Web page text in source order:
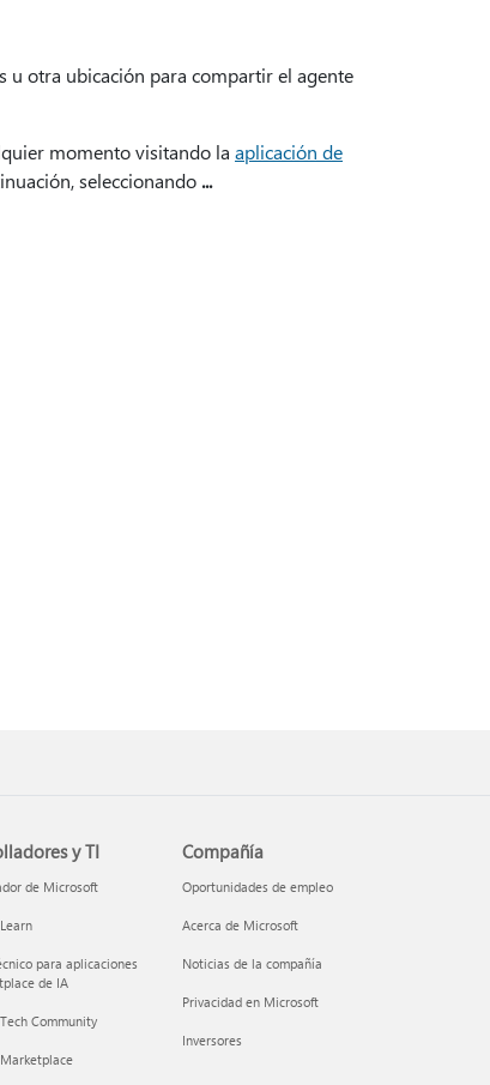
u otra ubicación para compartir el agente
momento visitando la aplicación de
seleccionando ...
y TI
de Microsoft
para aplicaciones
de IA
Community
Compañía
Oportunidades de empleo
Acerca de Microsoft
Noticias de la compañía
Privacidad en Microsoft
Inversores